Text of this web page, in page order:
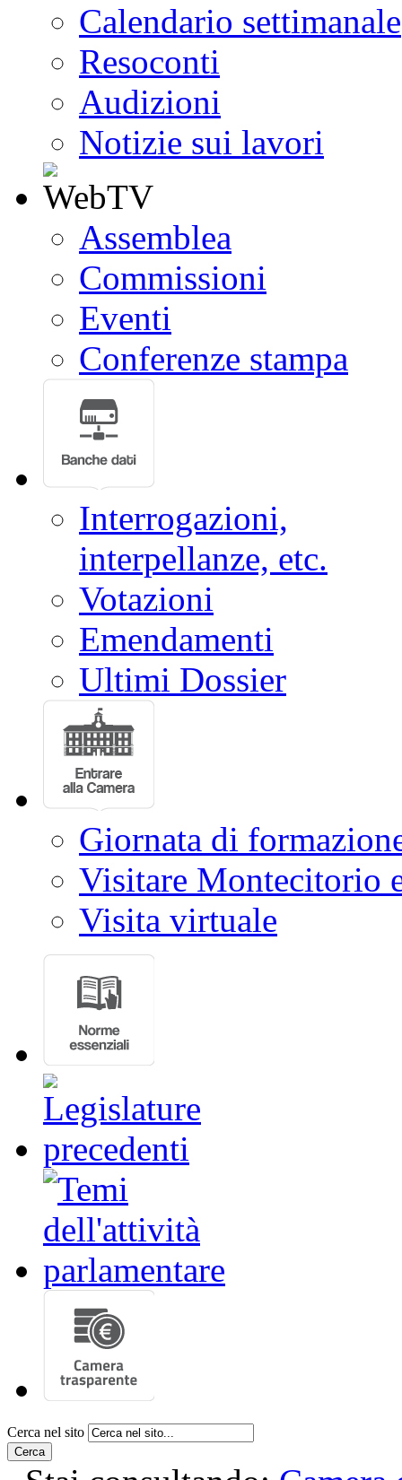
Calendario settimanale
Resoconti
Audizioni
Notizie sui lavori
Assemblea
Commissioni
Eventi
Conferenze stampa
Interrogazioni,
interpellanze, etc.
Votazioni
Emendamenti
Ultimi Dossier
Giornata di
Visitare Montecitorio
Visita virtuale
Cerca nel sito
Cerca